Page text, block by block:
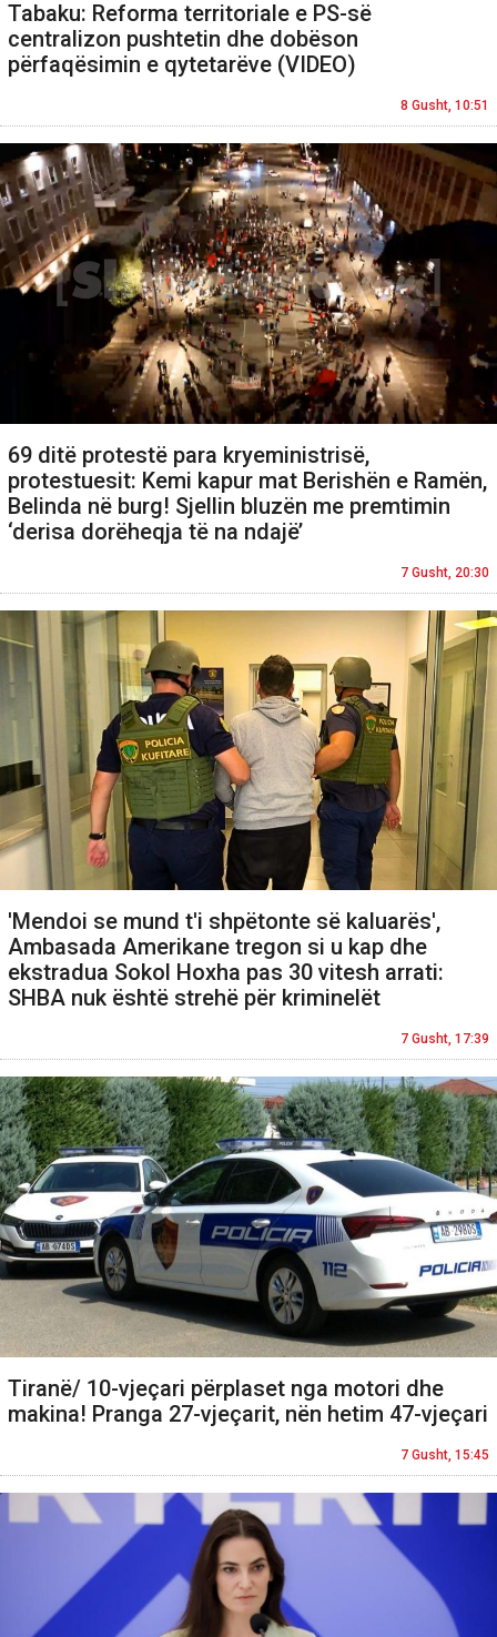
Tabaku: Reforma territoriale e PS-së
centralizon pushtetin dhe dobëson
përfaqësimin e qytetarëve (VIDEO)
8 Gusht, 10:51
69 ditë protestë para kryeministrisë,
protestuesit: Kemi kapur mat Berishën e Ramën,
Belinda në burg! Sjellin bluzën me premtimin
‘derisa dorëheqja të na ndajë’
7 Gusht, 20:30
'Mendoi se mund t'i shpëtonte së kaluarës',
Ambasada Amerikane tregon si u kap dhe
ekstradua Sokol Hoxha pas 30 vitesh arrati:
SHBA nuk është strehë për kriminelët
7 Gusht, 17:39
Tiranë/ 10-vjeçari përplaset nga motori dhe
makina! Pranga 27-vjeçarit, nën hetim 47-vjeçari
7 Gusht, 15:45